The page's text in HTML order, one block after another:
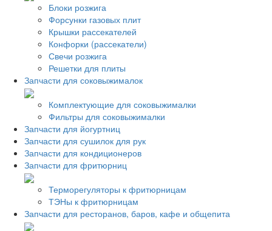
Блоки розжига
Форсунки газовых плит
Крышки рассекателей
Конфорки (рассекатели)
Свечи розжига
Решетки для плиты
Запчасти для соковыжималок
Комплектующие для соковыжималки
Фильтры для соковыжималки
Запчасти для йогуртниц
Запчасти для сушилок для рук
Запчасти для кондиционеров
Запчасти для фритюрниц
Терморегуляторы к фритюрницам
ТЭНы к фритюрницам
Запчасти для ресторанов, баров, кафе и общепита